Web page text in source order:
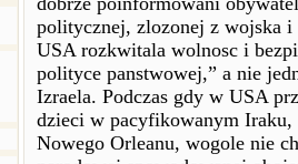
politycznej, zlozonej z wojska i
USA rozkwitala wolnosc i
polityce panstwowej,” a nie
Izraela. Podczas gdy w USA
dzieci w pacyfikowanym Iraku,
Nowego Orleanu, wogole nie